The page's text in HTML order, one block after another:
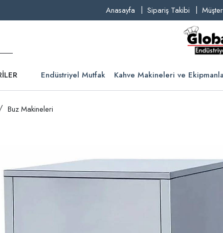
Anasayfa Sipariş Takibi
Endüstriyel Mutfak Kahve Makineleri ve
Buz Makineleri